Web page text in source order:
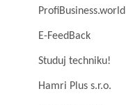
ProfiBusiness.world
E-FeedBack
Studuj techniku!
Hamri Plus s.r.o.